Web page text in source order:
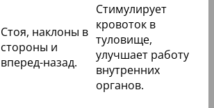
Стоя, наклоны в
стороны и
вперед-назад.
Стимулирует
кровоток в
туловище,
улучшает работу
внутренних
органов.